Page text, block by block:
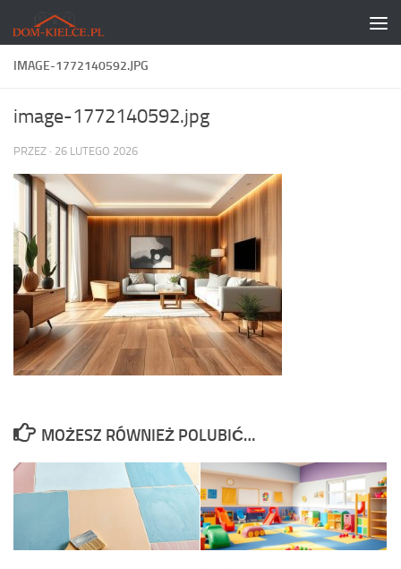
Skip to content
IMAGE-1772140592.JPG
image-1772140592.jpg
PRZEZ · 26 LUTEGO 2026
MOŻESZ RÓWNIEŻ POLUBIĆ…